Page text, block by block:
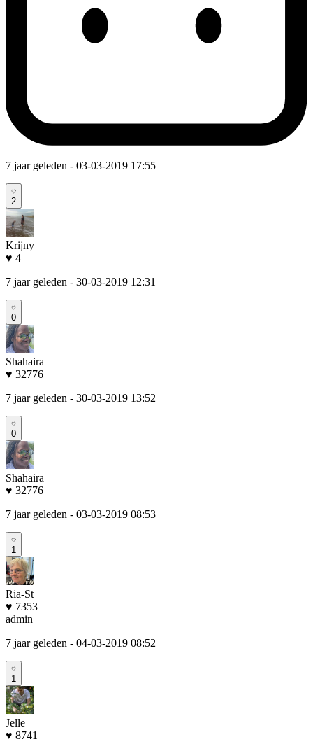
7 jaar geleden - 03-03-2019 17:55
2
Krijny
♥ 4
7 jaar geleden - 30-03-2019 12:31
0
Shahaira
♥ 32776
7 jaar geleden - 30-03-2019 13:52
0
Shahaira
♥ 32776
7 jaar geleden - 03-03-2019 08:53
1
Ria-St
♥ 7353
admin
7 jaar geleden - 04-03-2019 08:52
1
Jelle
♥ 8741